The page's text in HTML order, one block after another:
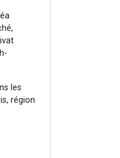
les
région